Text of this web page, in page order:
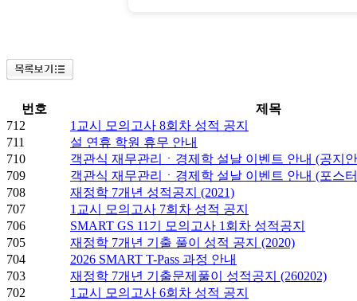
번호
제목
712
1교시 모의고사 8회차 성적 공지
711
설 연휴 학원 휴무 안내
710
객관식 재무관리ㆍ경제학 설날 이벤트 안내 (공지
709
객관식 재무관리ㆍ경제학 설날 이벤트 안내 (포스
708
재정학 7개년 성적공지 (2021)
707
1교시 모의고사 7회차 성적 공지
706
SMART GS 11기 모의고사 1회차 성적공지
705
재정학 7개년 기출 풀이 성적 공지 (2020)
704
2026 SMART T-Pass 과정 안내
703
재정학 7개년 기출문제풀이 성적공지 (260202)
702
1교시 모의고사 6회차 성적 공지